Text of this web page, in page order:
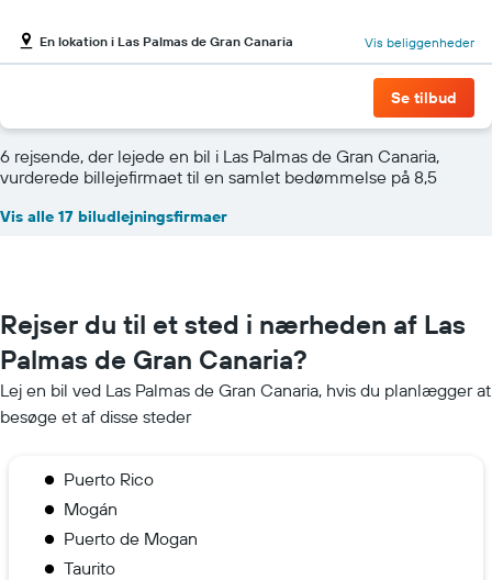
En lokation i Las Palmas de Gran Canaria Vis beliggenheder
Se tilbud
6 rejsende, der lejede en bil i Las Palmas de Gran Canaria,
vurderede billejefirmaet til en samlet bedømmelse på 8,5
Vis alle 17 biludlejningsfirmaer
Rejser du til et sted i nærheden af Las
Palmas de Gran Canaria?
Lej en bil ved Las Palmas de Gran Canaria, hvis du planlægger at
besøge et af disse steder
Puerto Rico
Mogán
Puerto de Mogan
Taurito